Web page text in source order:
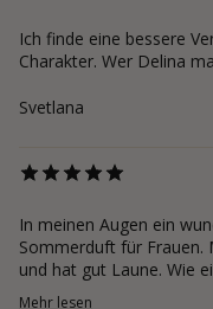
Ich finde eine bessere
Charakter. Wer Delina
Svetlana
In meinen Augen ein
Sommerduft für
und hat gut Laune. Wie
Mehr lesen